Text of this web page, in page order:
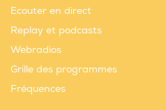
Ecouter en direct
Replay et podcasts
Webradios
Grille des programmes
Fréquences